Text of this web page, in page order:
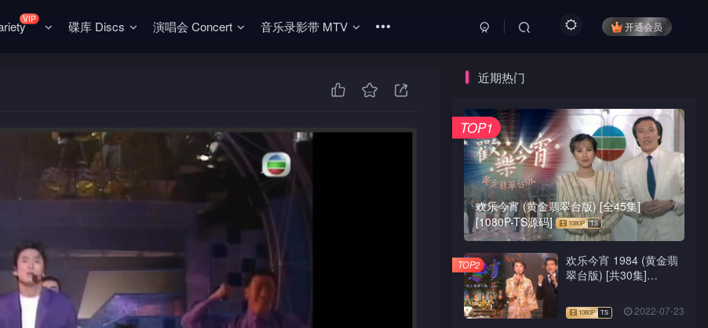
VIP 碟库 Discs 演唱会 Concert 音乐录影带 MTV 开通会员
近期热门
欢乐今宵 (黄金翡翠台版) [全45集]
[1080P-TS源码]
TOP1
欢乐今宵 1984 (黄金翡
翠台版) [共30集]
2022-07-23
TOP2